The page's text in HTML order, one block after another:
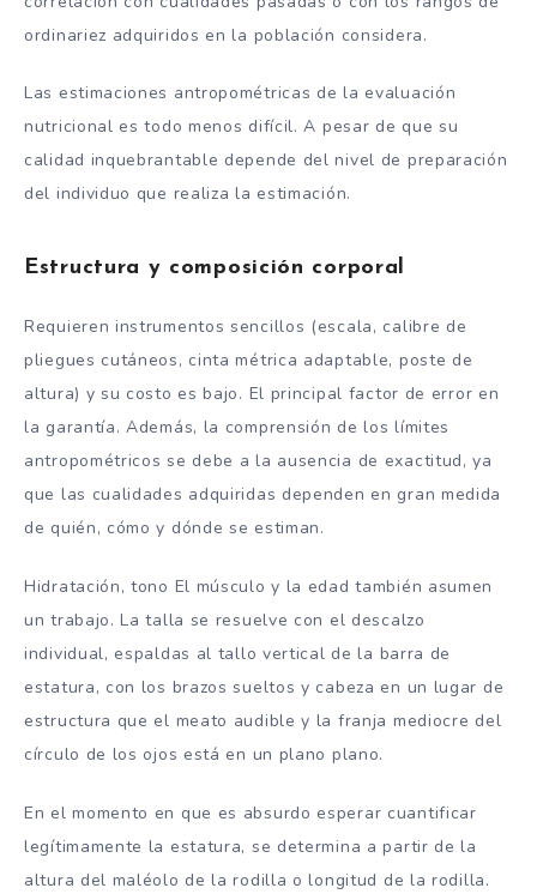
ordinariez adquiridos en la población considera.
Las estimaciones antropométricas de la evaluación
nutricional es todo menos difícil. A pesar de que su
calidad inquebrantable depende del nivel de preparación
del individuo que realiza la estimación.
Estructura y composición corporal
Requieren instrumentos sencillos (escala, calibre de
pliegues cutáneos, cinta métrica adaptable, poste de
altura) y su costo es bajo. El principal factor de error en
la garantía. Además, la comprensión de los límites
antropométricos se debe a la ausencia de exactitud, ya
que las cualidades adquiridas dependen en gran medida
de quién, cómo y dónde se estiman.
Hidratación, tono El músculo y la edad también asumen
un trabajo. La talla se resuelve con el descalzo
individual, espaldas al tallo vertical de la barra de
estatura, con los brazos sueltos y cabeza en un lugar de
estructura que el meato audible y la franja mediocre del
círculo de los ojos está en un plano plano.
En el momento en que es absurdo esperar cuantificar
legítimamente la estatura, se determina a partir de la
altura del maléolo de la rodilla o longitud de la rodilla.